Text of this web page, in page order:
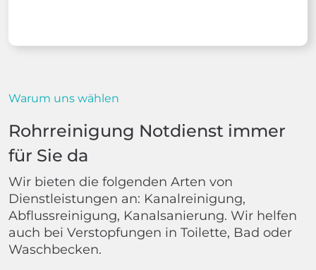
Warum uns wählen
Rohrreinigung Notdienst immer
für Sie da
Wir bieten die folgenden Arten von
Dienstleistungen an: Kanalreinigung,
Abflussreinigung, Kanalsanierung. Wir helfen
auch bei Verstopfungen in Toilette, Bad oder
Waschbecken.